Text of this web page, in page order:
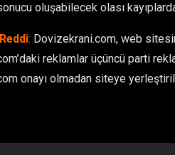
oluşabilecek olası
: Dovizekrani.com, web
reklamlar üçüncü parti
onayı olmadan siteye